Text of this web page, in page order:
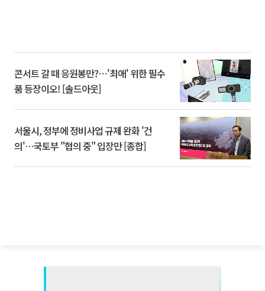
콘서트 갈 때 응원봉만?⋯'최애' 위한 필수
품 등장이오! [솔드아웃]
서울시, 정부에 정비사업 규제 완화 '건
의'⋯국토부 "협의 중" 입장만 [종합]